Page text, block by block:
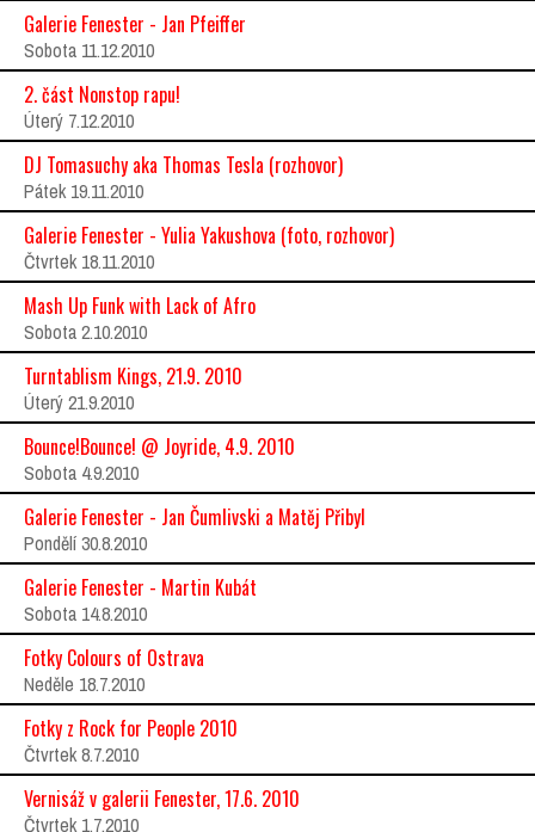
Galerie Fenester - Jan Pfeiffer
Sobota 11.12.2010
2. část Nonstop rapu!
Úterý 7.12.2010
DJ Tomasuchy aka Thomas Tesla (rozhovor)
Pátek 19.11.2010
Galerie Fenester - Yulia Yakushova (foto, rozhovor)
Čtvrtek 18.11.2010
Mash Up Funk with Lack of Afro
Sobota 2.10.2010
Turntablism Kings, 21.9. 2010
Úterý 21.9.2010
Bounce!Bounce! @ Joyride, 4.9. 2010
Sobota 4.9.2010
Galerie Fenester - Jan Čumlivski a Matěj Přibyl
Pondělí 30.8.2010
Galerie Fenester - Martin Kubát
Sobota 14.8.2010
Fotky Colours of Ostrava
Neděle 18.7.2010
Fotky z Rock for People 2010
Čtvrtek 8.7.2010
Vernisáž v galerii Fenester, 17.6. 2010
Čtvrtek 1.7.2010